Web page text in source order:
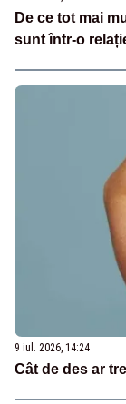
De ce tot mai
sunt într-o
9 iul. 2026, 14:24
Cât de des ar